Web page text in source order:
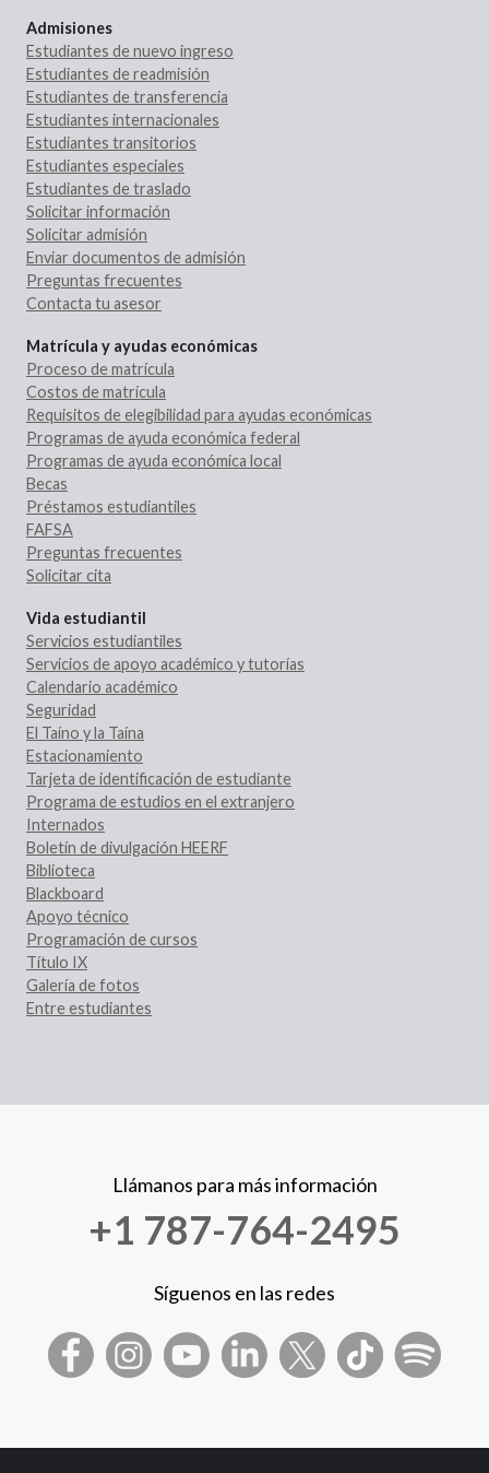
Admisiones
Estudiantes de nuevo ingreso
Estudiantes de readmisión
Estudiantes de transferencia
Estudiantes internacionales
Estudiantes transitorios
Estudiantes especiales
Estudiantes de traslado
Solicitar información
Solicitar admisión
Enviar documentos de admisión
Preguntas frecuentes
Contacta tu asesor
Matrícula y ayudas económicas
Proceso de matrícula
Costos de matrícula
Requisitos de elegibilidad para ayudas económicas
Programas de ayuda económica federal
Programas de ayuda económica local
Becas
Préstamos estudiantiles
FAFSA
Preguntas frecuentes
Solicitar cita
Vida estudiantil
Servicios estudiantiles
Servicios de apoyo académico y tutorías
Calendario académico
Seguridad
El Taíno y la Taína
Estacionamiento
Tarjeta de identificación de estudiante
Programa de estudios en el extranjero
Internados
Boletín de divulgación HEERF
Biblioteca
Blackboard
Apoyo técnico
Programación de cursos
Título IX
Galería de fotos
Entre estudiantes
Llámanos para más información
+1 787-764-2495
Síguenos en las redes